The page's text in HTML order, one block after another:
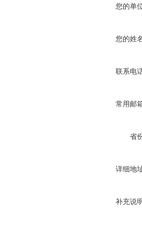
您的单
您的姓
联系电
常用邮
省
详细地
补充说